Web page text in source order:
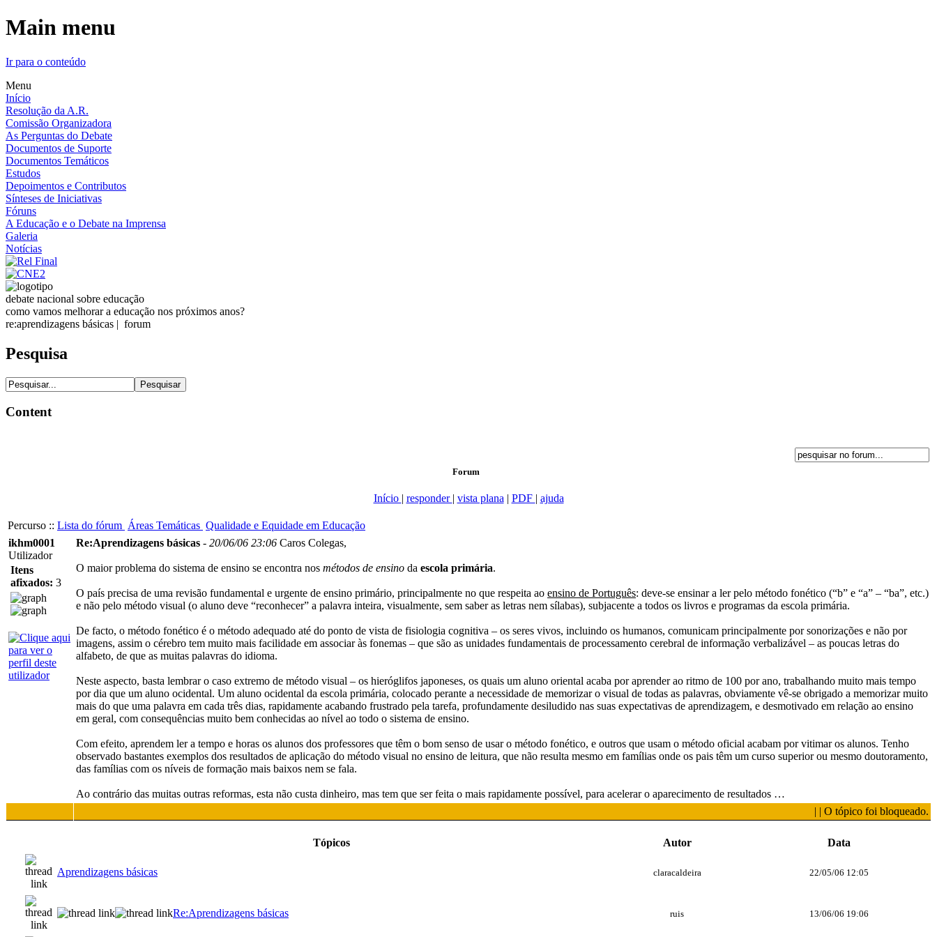
Main menu
Ir para o conteúdo
Menu
Início
Resolução da A.R.
Comissão Organizadora
As Perguntas do Debate
Documentos de Suporte
Documentos Temáticos
Estudos
Depoimentos e Contributos
Sínteses de Iniciativas
Fóruns
A Educação e o Debate na Imprensa
Galeria
Notícias
debate nacional sobre educação
como vamos melhorar a educação nos próximos anos?
re:aprendizagens básicas | forum
Pesquisa
Content
Forum
Início | responder | vista plana | PDF | ajuda
Percurso :: Lista do fórum Áreas Temáticas Qualidade e Equidade em Educação
ikhm0001
Utilizador
Itens
afixados: 3
Re:Aprendizagens básicas - 20/06/06 23:06 Caros Colegas,
O maior problema do sistema de ensino se encontra nos métodos de ensino da escola primária.
O país precisa de uma revisão fundamental e urgente de ensino primário, principalmente no que respeita ao ensino de Português: deve-se ensinar a ler pelo método fonético (“b” e “a” – “ba”, etc.)
e não pelo método visual (o aluno deve “reconhecer” a palavra inteira, visualmente, sem saber as letras nem sílabas), subjacente a todos os livros e programas da escola primária.
De facto, o método fonético é o método adequado até do ponto de vista de fisiologia cognitiva – os seres vivos, incluindo os humanos, comunicam principalmente por sonorizações e não por
imagens, assim o cérebro tem muito mais facilidade em associar às fonemas – que são as unidades fundamentais de processamento cerebral de informação verbalizável – as poucas letras do
alfabeto, de que as muitas palavras do idioma.
Neste aspecto, basta lembrar o caso extremo de método visual – os hieróglifos japoneses, os quais um aluno oriental acaba por aprender ao ritmo de 100 por ano, trabalhando muito mais tempo
por dia que um aluno ocidental. Um aluno ocidental da escola primária, colocado perante a necessidade de memorizar o visual de todas as palavras, obviamente vê-se obrigado a memorizar muito
mais do que uma palavra em cada três dias, rapidamente acabando frustrado pela tarefa, profundamente desiludido nas suas expectativas de aprendizagem, e desmotivado em relação ao ensino
em geral, com consequências muito bem conhecidas ao nível ao todo o sistema de ensino.
Com efeito, aprendem ler a tempo e horas os alunos dos professores que têm o bom senso de usar o método fonético, e outros que usam o método oficial acabam por vitimar os alunos. Tenho
observado bastantes exemplos dos resultados de aplicação do método visual no ensino de leitura, que não resulta mesmo em famílias onde os pais têm um curso superior ou mesmo doutoramento,
das famílias com os níveis de formação mais baixos nem se fala.
Ao contrário das muitas outras reformas, esta não custa dinheiro, mas tem que ser feita o mais rapidamente possível, para acelerar o aparecimento de resultados …
| | O tópico foi bloqueado.
Tópicos Autor Data
Aprendizagens básicas claracaldeira 22/05/06 12:05
Re:Aprendizagens básicas ruis 13/06/06 19:06